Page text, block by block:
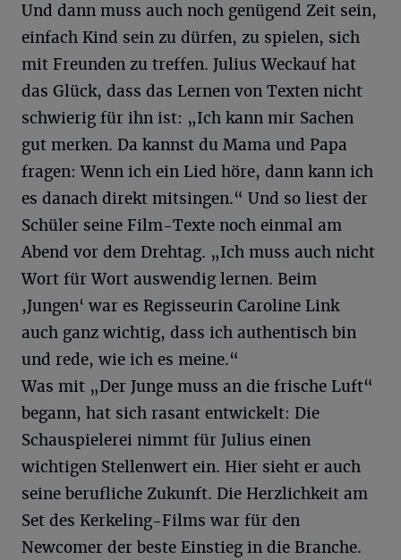
Und dann muss auch noch genügend Zeit sein,
einfach Kind sein zu dürfen, zu spielen, sich
mit Freunden zu treffen. Julius Weckauf hat
das Glück, dass das Lernen von Texten nicht
schwierig für ihn ist: „Ich kann mir Sachen
gut merken. Da kannst du Mama und Papa
fragen: Wenn ich ein Lied höre, dann kann ich
es danach direkt mitsingen.“ Und so liest der
Schüler seine Film-Texte noch einmal am
Abend vor dem Drehtag. „Ich muss auch nicht
Wort für Wort auswendig lernen. Beim
,Jungen‘ war es Regisseurin Caroline Link
auch ganz wichtig, dass ich authentisch bin
und rede, wie ich es meine.“
Was mit „Der Junge muss an die frische Luft“
begann, hat sich rasant entwickelt: Die
Schauspielerei nimmt für Julius einen
wichtigen Stellenwert ein. Hier sieht er auch
seine berufliche Zukunft. Die Herzlichkeit am
Set des Kerkeling-Films war für den
Newcomer der beste Einstieg in die Branche.